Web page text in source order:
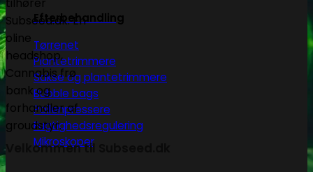
Efterbehandling
Tørrenet
Plantetrimmere
Sakse og plantetrimmere
Bubble bags
Pollenpressere
Fugtighedsregulering
Mikroskoper
Velkommen til Subseed.dk